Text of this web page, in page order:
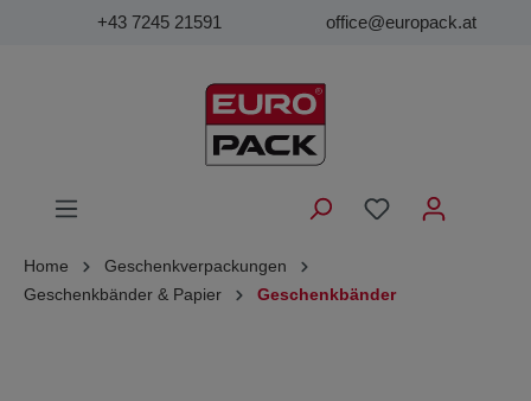
+43 7245 21591 office@europack.at
Home
Geschenkverpackungen
Geschenkbänder & Papier
Geschenkbänder